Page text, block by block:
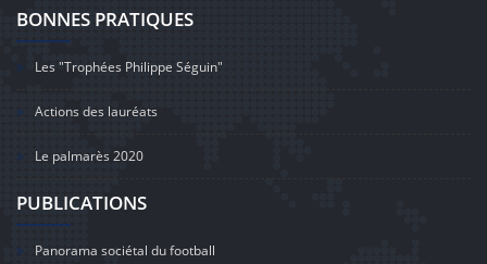
BONNES PRATIQUES
Les "Trophées Philippe Séguin"
Actions des lauréats
Le palmarès 2020
PUBLICATIONS
Panorama sociétal du football